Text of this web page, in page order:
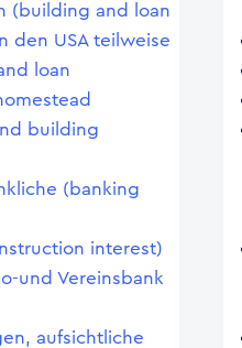
(building and loan
den USA teilweise
loan
building
(banking
interest)
und Vereinsbank
aufsichtliche